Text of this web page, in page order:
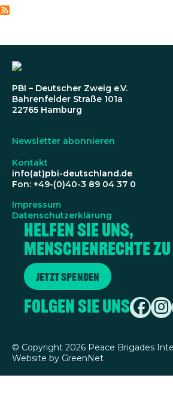
PBI – Deutscher Zweig e.V.
Bahrenfelder Straße 101a
22765 Hamburg
Newsletter abonnieren
Kontakt
info(at)pbi-deutschland.de
Fon: +49-(0)40-3 89 04 37 0
Impressum
Datenschutzerklärung
Helfen Sie uns,
Menschenrechte
Jetzt spenden
Folgen Sie uns
© Copyright 2026 Peace Brigades
Website by GreenNet